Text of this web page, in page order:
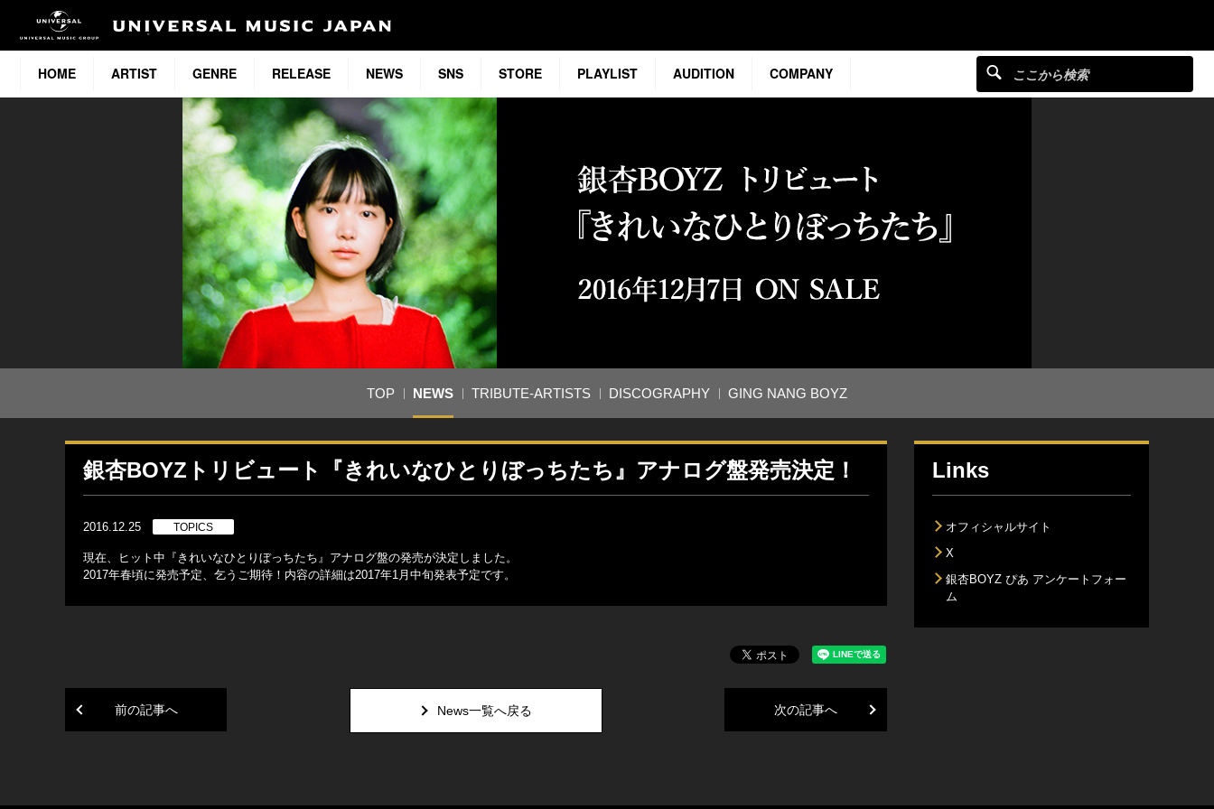
HOME ARTIST GENRE RELEASE NEWS SNS STORE PLAYLIST AUDITION COMPANY
TOP NEWS TRIBUTE-ARTISTS DISCOGRAPHY GING NANG BOYZ
銀杏BOYZトリビュート『きれいなひとりぼっちたち』アナログ盤発売決定！
2016.12.25 TOPICS
現在、ヒット中『きれいなひとりぼっちたち』アナログ盤の発売が決定しました。
2017年春頃に発売予定、乞うご期待！ 内容の詳細は2017年1月中旬発表予定です。
前の記事へ 次の記事へ
News一覧へ戻る
Links
オフィシャルサイト
X
銀杏BOYZ ぴあ アンケートフォー
ム